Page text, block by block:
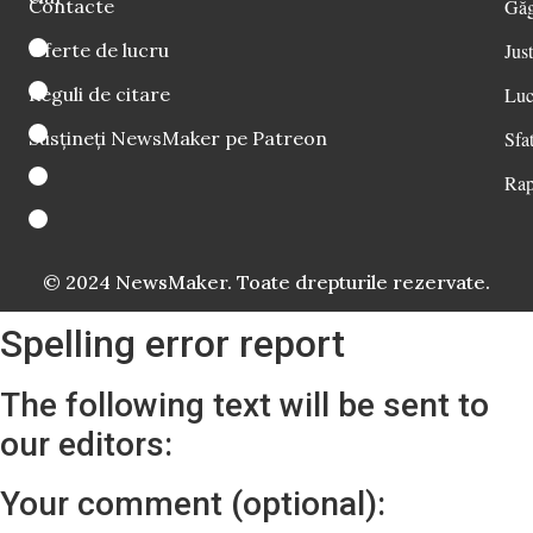
Contacte
Oferte de lucru
Reguli de citare
Susțineți NewsMaker pe Patreon
© 2024 NewsMaker. Toate drepturile rezervate.
Spelling error report
The following text will be sent to
our editors:
Your comment (optional):